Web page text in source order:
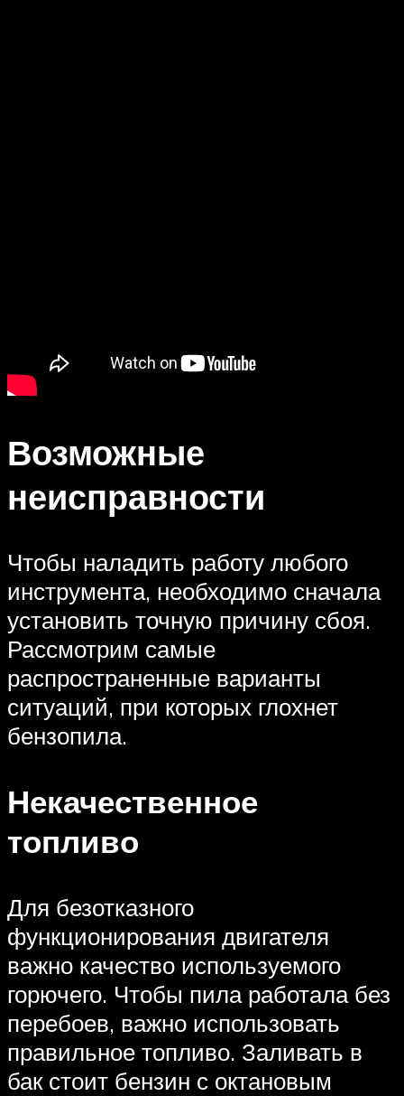
Возможные
неисправности
Чтобы наладить работу любого
инструмента, необходимо сначала
установить точную причину сбоя.
Рассмотрим самые
распространенные варианты
ситуаций, при которых глохнет
бензопила.
Некачественное
топливо
Для безотказного
функционирования двигателя
важно качество используемого
горючего. Чтобы пила работала без
перебоев, важно использовать
правильное топливо. Заливать в
бак стоит бензин с октановым